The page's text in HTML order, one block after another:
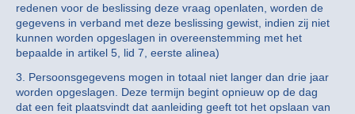
redenen voor de beslissing deze vraag openlaten, worden de
gegevens in verband met deze beslissing gewist, indien zij niet
kunnen worden opgeslagen in overeenstemming met het
bepaalde in artikel 5, lid 7, eerste alinea)
3. Persoonsgegevens mogen in totaal niet langer dan drie jaar
worden opgeslagen. Deze termijn begint opnieuw op de dag
dat een feit plaatsvindt dat aanleiding geeft tot het opslaan van